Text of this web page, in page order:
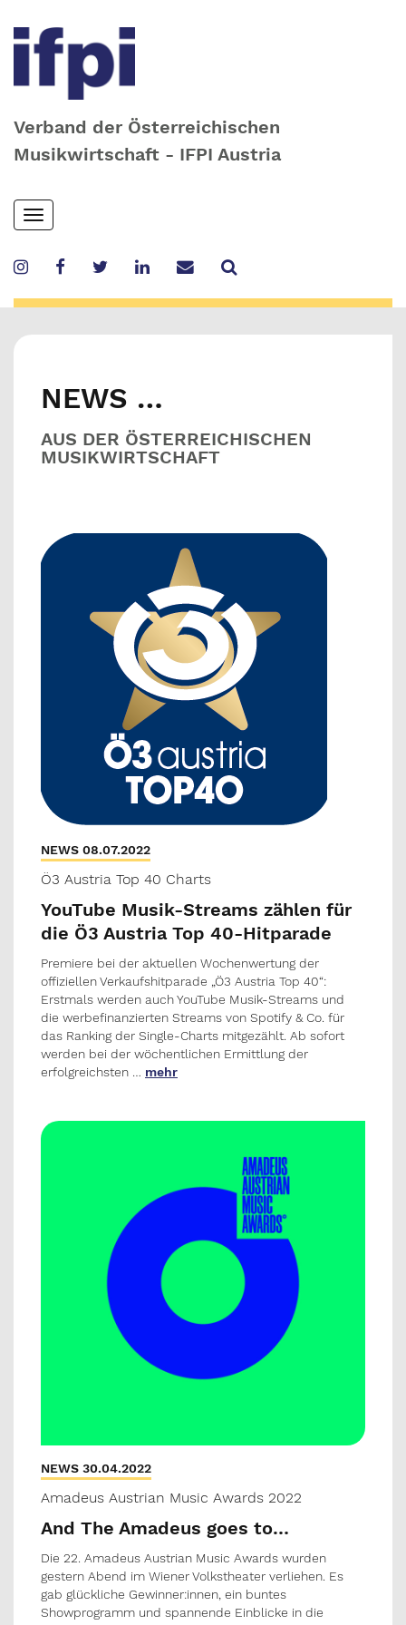
Verband der Österreichischen
Musikwirtschaft - IFPI Austria
Skip
to
content
Toggle
navigation
NEWS …
AUS DER ÖSTERREICHISCHEN
MUSIKWIRTSCHAFT
NEWS 08.07.2022
Ö3 Austria Top 40 Charts
YouTube Musik-Streams zählen für
die Ö3 Austria Top 40-Hitparade
Premiere bei der aktuellen Wochenwertung der
offiziellen Verkaufshitparade „Ö3 Austria Top 40“:
Erstmals werden auch YouTube Musik-Streams und
die werbefinanzierten Streams von Spotify & Co. für
das Ranking der Single-Charts mitgezählt. Ab sofort
werden bei der wöchentlichen Ermittlung der
erfolgreichsten … mehr
NEWS 30.04.2022
Amadeus Austrian Music Awards 2022
And The Amadeus goes to…
Die 22. Amadeus Austrian Music Awards wurden
gestern Abend im Wiener Volkstheater verliehen. Es
gab glückliche Gewinner:innen, ein buntes
Showprogramm und spannende Einblicke in die